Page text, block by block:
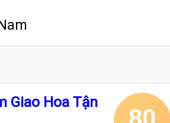
Giao Hoa Tận